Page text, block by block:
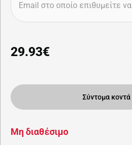
29.93€
Σύντομα κοντά
Μη διαθέσιμο